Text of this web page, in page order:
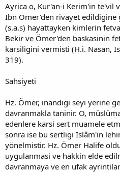
Ayrica o, Kur'an-i Kerim'in te'vil
Ibn Ömer'den rivayet edildigine
(s.a.s) hayattayken kimlerin
Bekir ve Ömer'den baskasinin
karsiligini vermisti (H.i. Nasan,
319).
Sahsiyeti
Hz. Ömer, inandigi seyi yerine
davranmakla taninir. O,
edenlere karsi sert muamele
sonra ise bu sertligi Islâm'in
yönelmistir. Hz. Ömer Halife
uygulanmasi ve hakkin elde
davranmaya ve en ufak